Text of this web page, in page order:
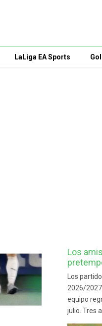
LaLiga EA Sports
Los
Los
2026/2027
equipo
julio. Tres